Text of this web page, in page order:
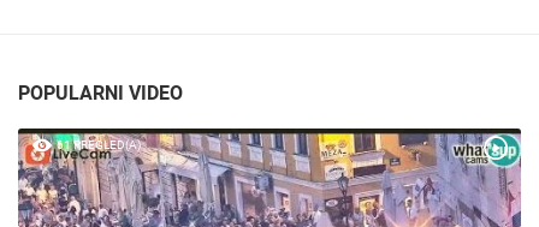
POPULARNI VIDEO
61 PREGLED(A)